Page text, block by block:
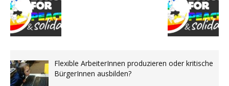
Flexible ArbeiterInnen produzieren oder kritische
BürgerInnen ausbilden?